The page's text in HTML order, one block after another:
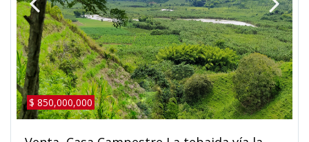
$ 850,000,000